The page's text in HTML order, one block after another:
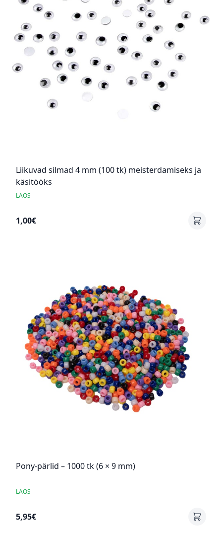
Liikuvad silmad 4 mm (100 tk) meisterdamiseks ja
käsitööks
LAOS
1,00€
Pony-pärlid – 1000 tk (6 × 9 mm)
LAOS
5,95€